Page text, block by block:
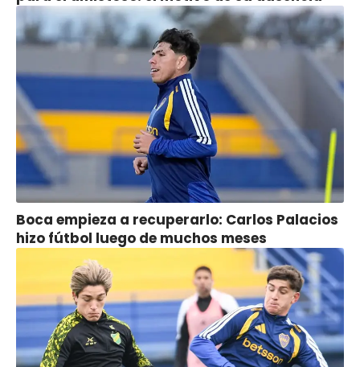
Boca empieza a recuperarlo: Carlos Palacios
hizo fútbol luego de muchos meses